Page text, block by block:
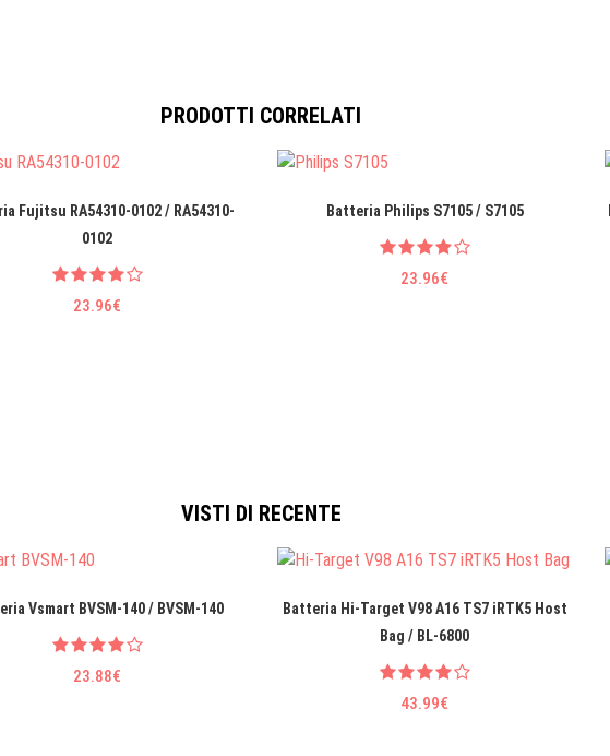
PRODOTTI CORRELATI
Fujitsu RA54310-0102 / RA54310-
0102
23.96€
Batteria Philips S7105 / S7105
23.96€
VISTI DI RECENTE
Vsmart BVSM-140 / BVSM-140
23.88€
Batteria Hi-Target V98 A16 TS7 iRTK5 Host
Bag / BL-6800
43.99€